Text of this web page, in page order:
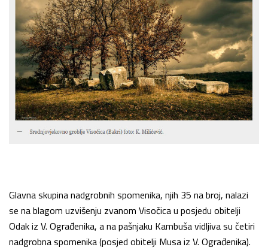
Glavna skupina nadgrobnih spomenika, njih 35 na broj, nalazi
se na blagom uzvišenju zvanom Visočica u posjedu obitelji
Odak iz V. Ograđenika, a na pašnjaku Kambuša vidljiva su četiri
nadgrobna spomenika (posjed obitelji Musa iz V. Ograđenika).